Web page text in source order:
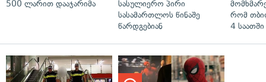
500 ლარით დააჯარიმა
სასულიერო პირი
სასამართლოს წინაშე
წარდგებიან
რომ
4